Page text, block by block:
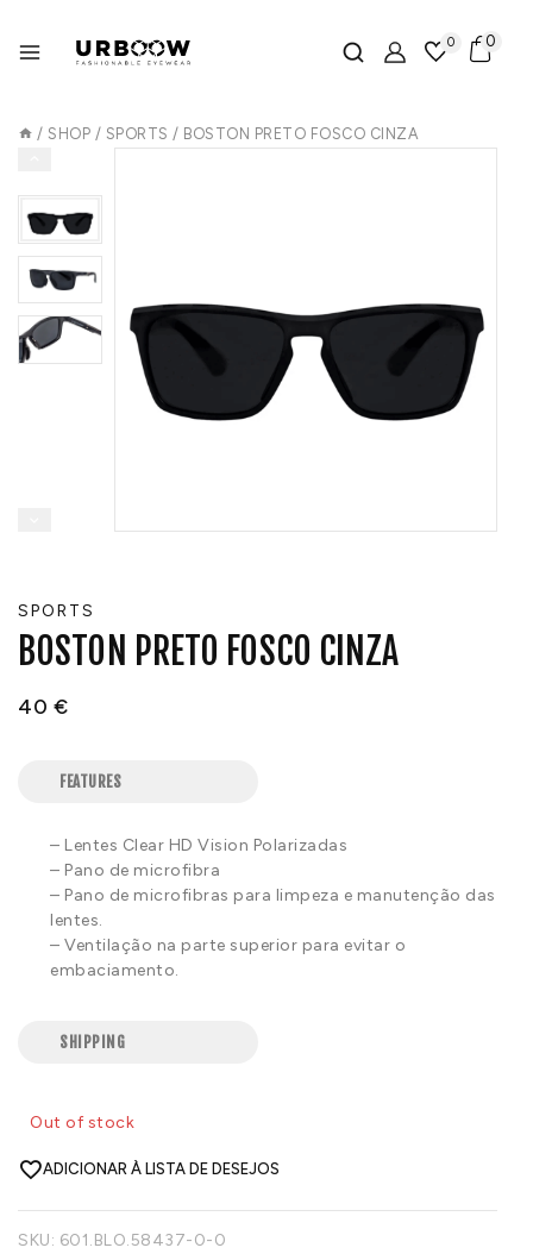
0 0
/ SHOP / SPORTS / BOSTON PRETO FOSCO CINZA
SPORTS
BOSTON PRETO FOSCO CINZA
40 €
FEATURES
– Lentes Clear HD Vision Polarizadas
– Pano de microfibra
– Pano de microfibras para limpeza e manutenção das
lentes.
– Ventilação na parte superior para evitar o
embaciamento.
SHIPPING
Out of stock
ADICIONAR À LISTA DE DESEJOS
SKU: 601.BLO.58437-0-0